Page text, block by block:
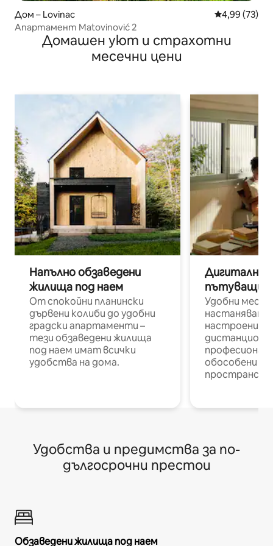
Дом – Lovinac Средна
4,99 (73)
Апартамент Matovinović 2
Домашен уют и страхотни
месечни цени
Напълно обзаведени
жилища под наем
От спокойни планински
дървени колиби до удобни
градски апартаменти –
тези обзаведени жилища
под наем имат всички
удобства на дома.
Дигитални
пътуващи
Удобни
настаняване
настроени и
обособени
Удобства и предимства за по-
дългосрочни престои
Обзаведени жилища под наем